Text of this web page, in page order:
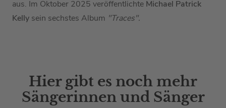
aus. Im Oktober 2025 veröffentlichte Michael Patrick
Kelly sein sechstes Album "Traces".
Hier gibt es noch mehr
Sängerinnen und Sänger